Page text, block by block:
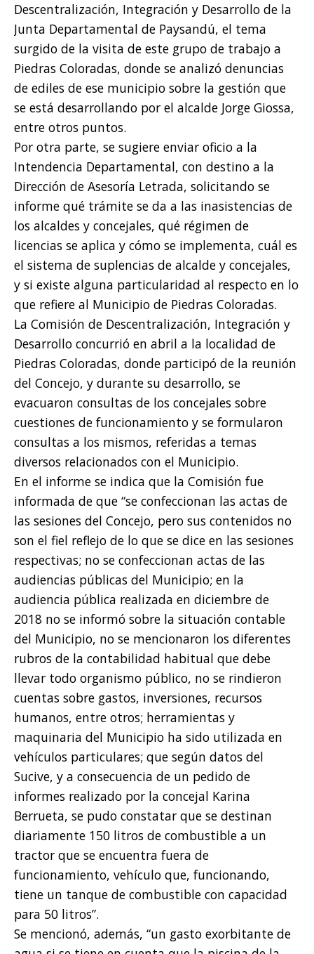
Descentralización, Integración y Desarrollo de la
Junta Departamental de Paysandú, el tema
surgido de la visita de este grupo de trabajo a
Piedras Coloradas, donde se analizó denuncias
de ediles de ese municipio sobre la gestión que
se está desarrollando por el alcalde Jorge Giossa,
entre otros puntos.
Por otra parte, se sugiere enviar oficio a la
Intendencia Departamental, con destino a la
Dirección de Asesoría Letrada, solicitando se
informe qué trámite se da a las inasistencias de
los alcaldes y concejales, qué régimen de
licencias se aplica y cómo se implementa, cuál es
el sistema de suplencias de alcalde y concejales,
y si existe alguna particularidad al respecto en lo
que refiere al Municipio de Piedras Coloradas.
La Comisión de Descentralización, Integración y
Desarrollo concurrió en abril a la localidad de
Piedras Coloradas, donde participó de la reunión
del Concejo, y durante su desarrollo, se
evacuaron consultas de los concejales sobre
cuestiones de funcionamiento y se formularon
consultas a los mismos, referidas a temas
diversos relacionados con el Municipio.
En el informe se indica que la Comisión fue
informada de que “se confeccionan las actas de
las sesiones del Concejo, pero sus contenidos no
son el fiel reflejo de lo que se dice en las sesiones
respectivas; no se confeccionan actas de las
audiencias públicas del Municipio; en la
audiencia pública realizada en diciembre de
2018 no se informó sobre la situación contable
del Municipio, no se mencionaron los diferentes
rubros de la contabilidad habitual que debe
llevar todo organismo público, no se rindieron
cuentas sobre gastos, inversiones, recursos
humanos, entre otros; herramientas y
maquinaria del Municipio ha sido utilizada en
vehículos particulares; que según datos del
Sucive, y a consecuencia de un pedido de
informes realizado por la concejal Karina
Berrueta, se pudo constatar que se destinan
diariamente 150 litros de combustible a un
tractor que se encuentra fuera de
funcionamiento, vehículo que, funcionando,
tiene un tanque de combustible con capacidad
para 50 litros”.
Se mencionó, además, “un gasto exorbitante de